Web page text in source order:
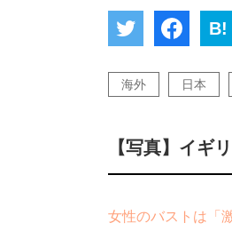
B!
海外 日本
【写真】イギ
女性のバストは「